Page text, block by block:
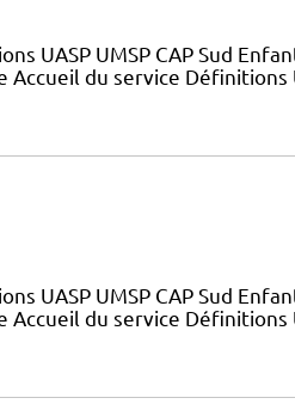
UASP UMSP CAP Sud
du service Définitions
UASP UMSP CAP Sud
du service Définitions